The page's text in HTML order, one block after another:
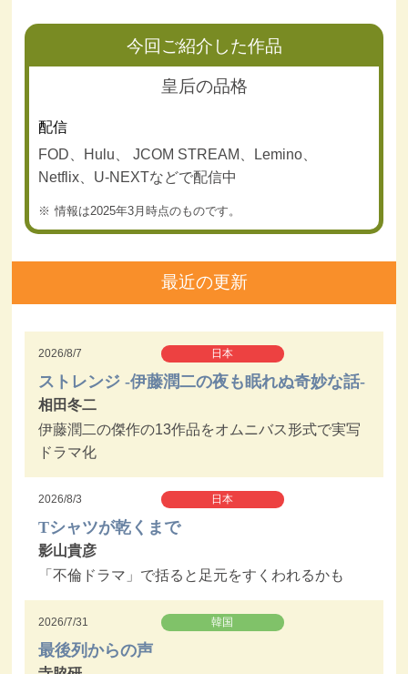
今回ご紹介した作品
皇后の品格
配信
FOD、Hulu、 JCOM STREAM、Lemino、
Netflix、U-NEXTなどで配信中
情報は2025年3月時点のものです。
最近の更新
2026/8/7 日本
ストレンジ -伊藤潤二の夜も眠れぬ奇妙な話-
相田冬二
伊藤潤二の傑作の13作品をオムニバス形式で実写
ドラマ化
2026/8/3 日本
Tシャツが乾くまで
影山貴彦
「不倫ドラマ」で括ると足元をすくわれるかも
2026/7/31 韓国
最後列からの声